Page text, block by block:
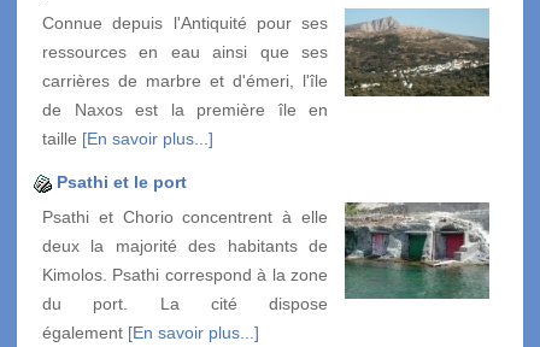
Connue depuis l'Antiquité pour ses
ressources en eau ainsi que ses
carrières de marbre et d'émeri, l'île
de Naxos est la première île en
taille [En savoir plus...]
Psathi et le port
Psathi et Chorio concentrent à elle
deux la majorité des habitants de
Kimolos. Psathi correspond à la zone
du port. La cité dispose
également [En savoir plus...]